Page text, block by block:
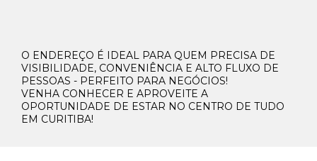
O ENDEREÇO É IDEAL PARA QUEM PRECISA DE
VISIBILIDADE, CONVENIÊNCIA E ALTO FLUXO DE
PESSOAS - PERFEITO PARA NEGÓCIOS!
VENHA CONHECER E APROVEITE A
OPORTUNIDADE DE ESTAR NO CENTRO DE TUDO
EM CURITIBA!